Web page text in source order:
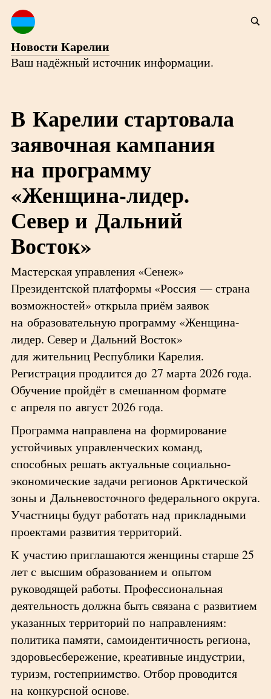
Новости Карелии
Ваш надёжный источник информации.
В Карелии стартовала
заявочная кампания
на программу
«Женщина-лидер.
Север и Дальний
Восток»
Мастерская управления «Сенеж»
Президентской платформы «Россия — страна
возможностей» открыла приём заявок
на образовательную программу «Женщина-
лидер. Север и Дальний Восток»
для жительниц Республики Карелия.
Регистрация продлится до 27 марта 2026 года.
Обучение пройдёт в смешанном формате
с апреля по август 2026 года.
Программа направлена на формирование
устойчивых управленческих команд,
способных решать актуальные социально-
экономические задачи регионов Арктической
зоны и Дальневосточного федерального округа.
Участницы будут работать над прикладными
проектами развития территорий.
К участию приглашаются женщины старше 25
лет с высшим образованием и опытом
руководящей работы. Профессиональная
деятельность должна быть связана с развитием
указанных территорий по направлениям:
политика памяти, самоидентичность региона,
здоровьесбережение, креативные индустрии,
туризм, гостеприимство. Отбор проводится
на конкурсной основе.